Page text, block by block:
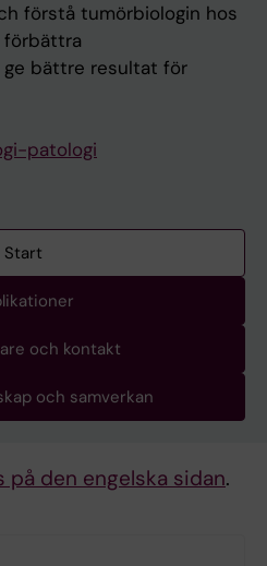
förstå tumörbiologin hos
förbättra
bättre resultat för
patologi
Start
och kontakt
och samverkan
den engelska sidan.